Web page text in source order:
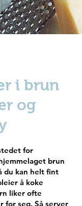
i brun
og
for
brun
du kan helt fint
å koke
liker ofte
for seg. Så server